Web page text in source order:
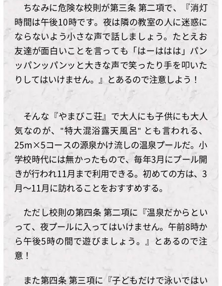
ちなみに危険な校則が第三条 第二項で、『消灯
時間は午後10時です。夜は隣の教室の人に迷惑に
ならないよう小さな声で話しましょう。たとえお
友達が面白いことを言っても「はーははは」パン
ッパンッパンッと大きな声で笑ったり手を叩いた
りしてはいけません。』とあるので注意しよう！
そんな『やまびこ荘』で大人にも子供にも大人
気なのが、"特大混浴露天風呂" とも言われる、
25m×5コースの源泉かけ流しの温泉プールだ。小
学校時代には無かったもので、毎年3月にプール開
きが行われ11月まで利用できる。初めての方は、3
月～11月に訪れることをおすすめする。
ただし校則の第四条 第二項に『温泉だからとい
って、夜プールに入ってはいけません。午前8時か
ら午後5時の間で遊びましょう。』とあるので注
意！
また第四条 第三項に『子どもだけで泳いではい